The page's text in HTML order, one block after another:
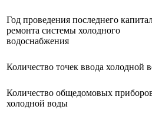
Год проведения последнего
ремонта системы холодного
водоснабжения
Количество точек ввода холодной
Количество общедомовых
холодной воды